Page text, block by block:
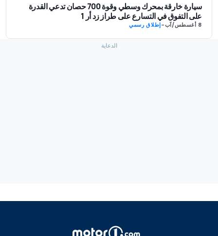
سيارة خارقة بمحرك وسطي وقوة 700 حصان تدعي القدرة
على التفوق في التسارع على طراز زد أر 1
8 أغسطس/آب -إطلاق رسمي